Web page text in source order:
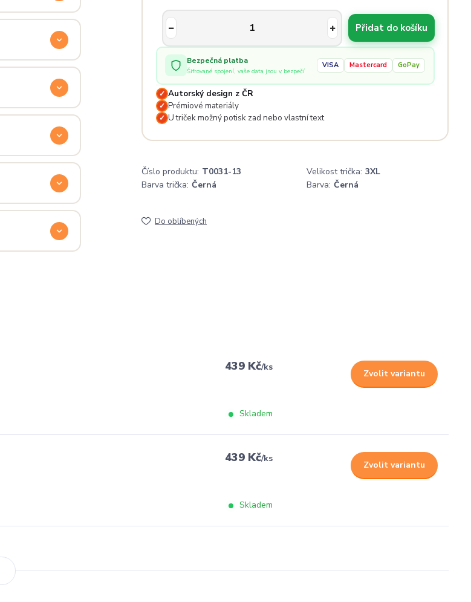
nebo Českou
velikostmi
na
na
nebo párové
Přidat do košíku
Bezpečná platba
Šifrované spojení, vaše data jsou v bezpečí
VISA Mastercard GoPay
✓ Autorský design z ČR
✓ Prémiové materiály
✓ U triček možný potisk zad nebo vlastní text
Číslo produktu: T0031-13 Velikost trička: 3XL
Barva trička: Černá Barva: Černá
Do oblíbených
439 Kč/ks
Skladem
Zvolit variantu
439 Kč/ks
Skladem
Zvolit variantu